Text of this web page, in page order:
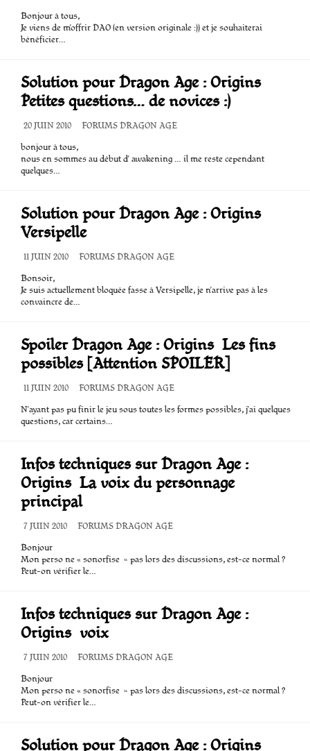
PUBLICATION
Bonjour à tous,
Je viens de m’offrir DAO (en version originale :)) et je souhaiterai
bénéficier…
Solution pour Dragon Age : Origins 
Petites questions… de novices :)
DATE
PUBLICATION
20 JUIN 2010 CATÉGORIES
FORUMS DRAGON AGE
bonjour à tous,
nous en sommes au début d’ awakening … il me reste cependant
quelques…
Solution pour Dragon Age : Origins 
Versipelle
DATE
PUBLICATION
11 JUIN 2010 CATÉGORIES
FORUMS DRAGON AGE
Bonsoir,
Je suis actuellement bloquée fasse à Versipelle, je n’arrive pas à les
convaincre de…
Spoiler Dragon Age : Origins  Les fins
possibles [Attention SPOILER]
DATE
PUBLICATION
11 JUIN 2010 CATÉGORIES
FORUMS DRAGON AGE
N’ayant pas pu finir le jeu sous toutes les formes possibles, j’ai quelques
questions, car certains…
Infos techniques sur Dragon Age :
Origins  La voix du personnage
principal
DATE
PUBLICATION
7 JUIN 2010 CATÉGORIES
FORUMS DRAGON AGE
Bonjour
Mon perso ne « sonorfise » pas lors des discussions, est-ce normal ?
Peut-on vérifier le…
Infos techniques sur Dragon Age :
Origins  voix
DATE
PUBLICATION
7 JUIN 2010 CATÉGORIES
FORUMS DRAGON AGE
Bonjour
Mon perso ne « sonorfise » pas lors des discussions, est-ce normal ?
Peut-on vérifier le…
Solution pour Dragon Age : Origins 